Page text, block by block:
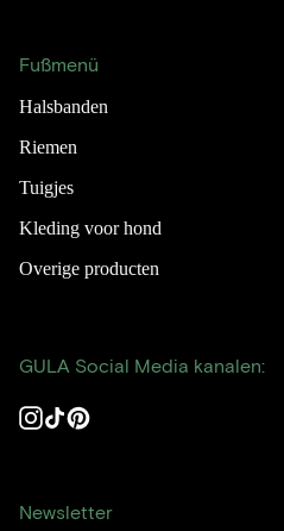
Fußmenü
Halsbanden
Riemen
Tuigjes
Kleding voor hond
Overige producten
GULA Social Media kanalen:
Instagram
TikTokPinterest
Newsletter